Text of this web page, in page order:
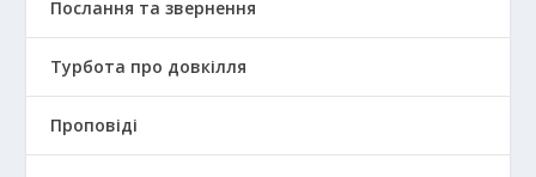
Послання та звернення
Турбота про довкілля
Проповіді